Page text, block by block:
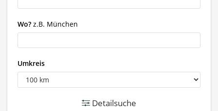
Wo? z.B. München
Umkreis
Detailsuche